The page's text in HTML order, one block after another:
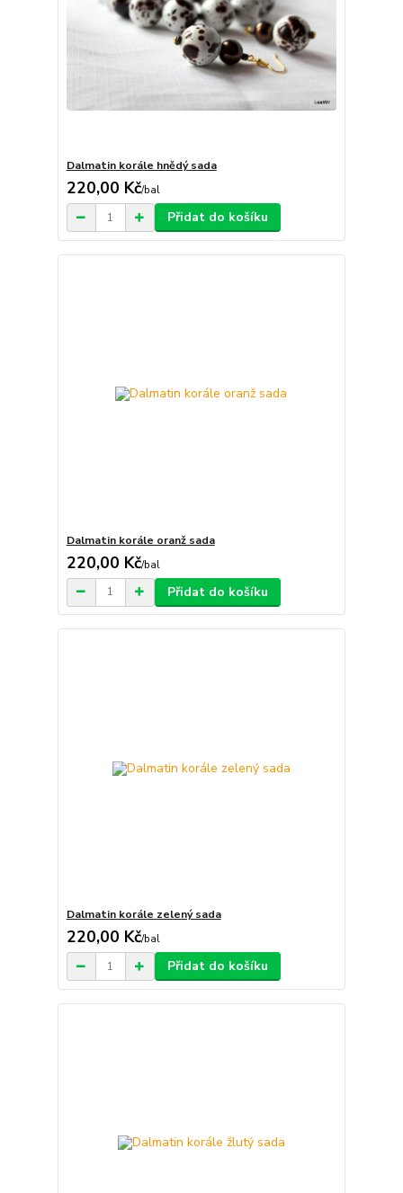
Dalmatin korále hnědý sada
220,00 Kč/bal
Přidat do košíku
Dalmatin korále oranž sada
220,00 Kč/bal
Přidat do košíku
Dalmatin korále zelený sada
220,00 Kč/bal
Přidat do košíku